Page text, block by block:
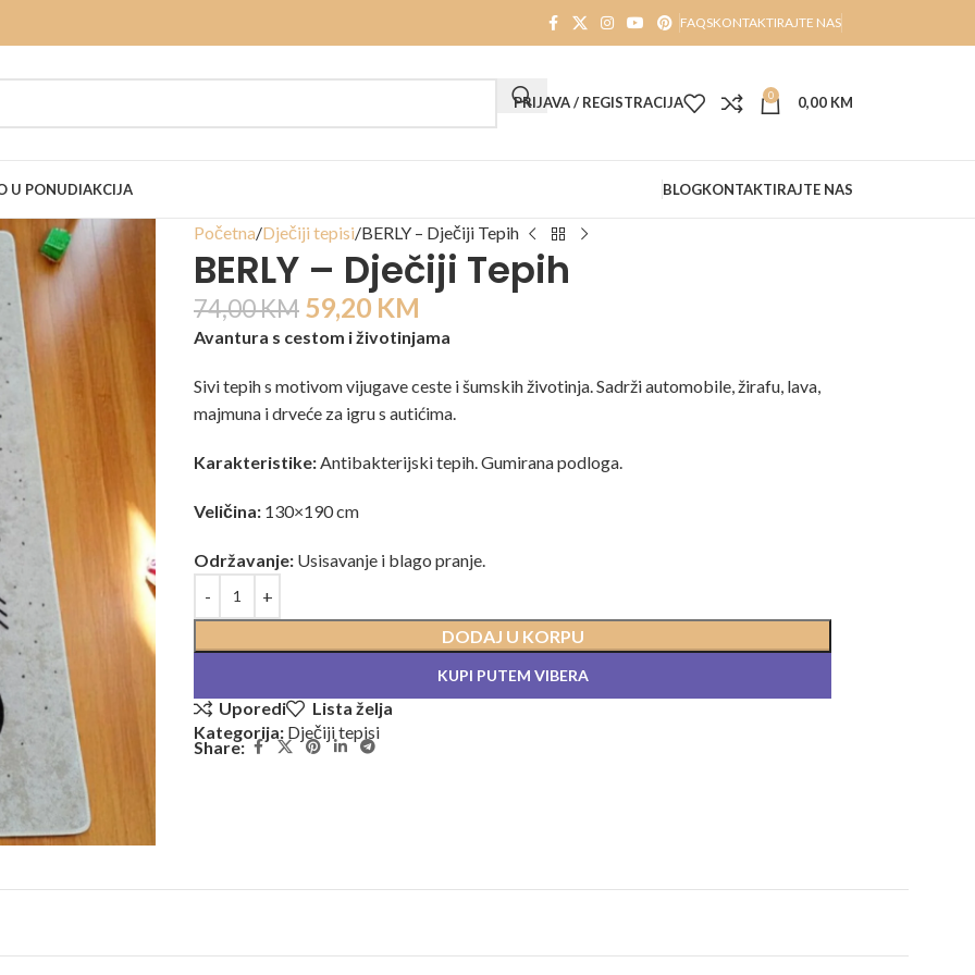
FAQSKONTAKTIRAJTE NAS
PRIJAVA / REGISTRACIJA 0 0,00 KM
U PONUDIAKCIJA BLOGKONTAKTIRAJTE NAS
Početna Dječiji tepisi BERLY – Dječiji Tepih
BERLY – Dječiji Tepih
74,00KM 59,20 KM
Avantura s cestom i životinjama
Sivi tepih s motivom vijugave ceste i šumskih životinja. Sadrži automobile, žirafu, lava,
majmuna i drveće za igru s autićima.
Karakteristike: Antibakterijski tepih. Gumirana podloga.
Veličina: 130×190 cm
Održavanje: Usisavanje i blago pranje.
DODAJ U KORPU
KUPI PUTEM VIBERA
Uporedi
Lista želja
Kategorija: Dječiji tepisi
Share: